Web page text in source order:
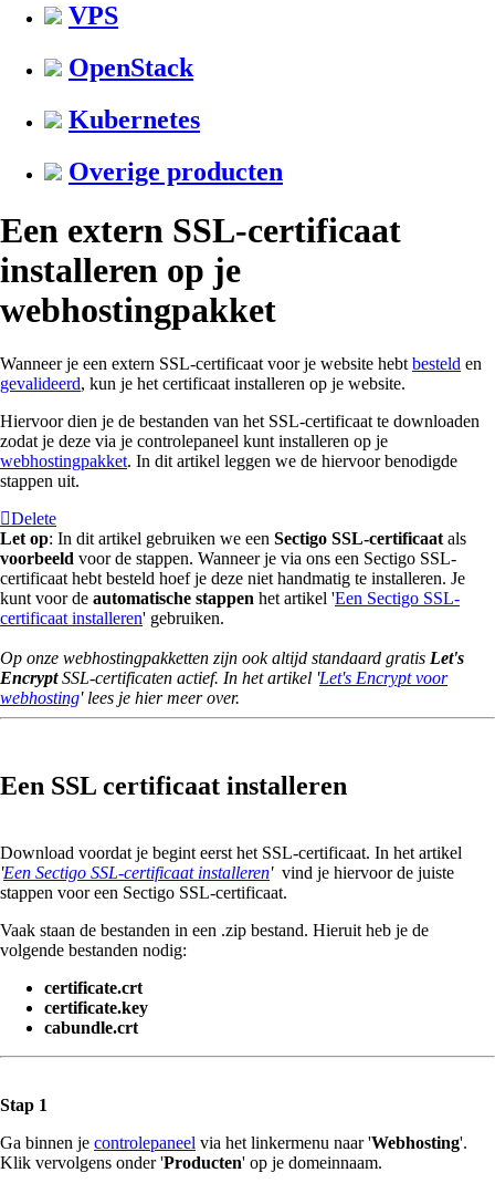
VPS
OpenStack
Kubernetes
Overige producten
Een extern SSL-certificaat
installeren op je
webhostingpakket
Wanneer je een extern SSL-certificaat voor je website hebt besteld en
gevalideerd, kun je het certificaat installeren op je website.
Hiervoor dien je de bestanden van het SSL-certificaat te downloaden
zodat je deze via je controlepaneel kunt installeren op je
webhostingpakket. In dit artikel leggen we de hiervoor benodigde
stappen uit.
Delete
Let op: In dit artikel gebruiken we een Sectigo SSL-certificaat als
voorbeeld voor de stappen. Wanneer je via ons een Sectigo SSL-
certificaat hebt besteld hoef je deze niet handmatig te installeren. Je
kunt voor de automatische stappen het artikel 'Een Sectigo SSL-
certificaat installeren' gebruiken.
Op onze webhostingpakketten zijn ook altijd standaard gratis Let's
EncryptSSL-certificaten actief. In het artikel 'Let's Encrypt voor
webhosting' lees je hier meer over.
Een SSL certificaat installeren
Download voordat je begint eerst het SSL-certificaat. In het artikel
'Een Sectigo SSL-certificaat installeren' vind je hiervoor de juiste
stappen voor een Sectigo SSL-certificaat.
Vaak staan de bestanden in een .zip bestand. Hieruit heb je de
volgende bestanden nodig:
certificate.crt
certificate.key
cabundle.crt
Stap 1
Ga binnen je controlepaneel via het linkermenu naar 'Webhosting'.
Klik vervolgens onder 'Producten' op je domeinnaam.